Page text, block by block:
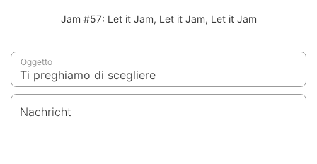
Jam #57: Let it Jam, Let it Jam, Let it Jam
Oggetto
Nachricht